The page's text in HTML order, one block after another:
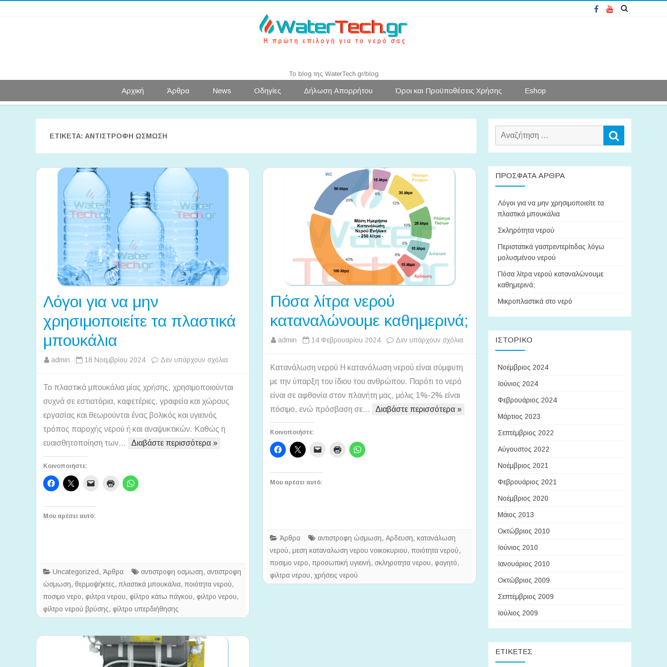
FacebookYouTube
Το blog της WaterTech.gr/blog
σε
Αρχική Άρθρα News Οδηγίες Δήλωση Απορρήτου Όροι και Προϋποθέσεις Χρήσης Eshop
ΕΤΙΚΈΤΑ: ΑΝΤΙΣΤΡΟΦΗ ΏΣΜΩΣΗ
Λόγοι για να μην
χρησιμοποιείτε τα πλαστικά
μπουκάλια
admin 18 Νοεμβρίου 2024 Δεν υπάρχουν σχόλιαστο
για
χρησιμοποιείτε
Το πλαστικά μπουκάλια μίας χρήσης, χρησιμοποιούνται
συχνά σε εστιατόρια, καφετέριες, γραφεία και χώρους
εργασίας και θεωρούνται ένας βολικός και υγιεινός
τρόπος παροχής νερού ή και αναψυκτικών. Kαθώς η
ευαισθητοποίηση των…
Διαβάστε περισσότερα »
Κοινοποιήστε:
Μου αρέσει αυτό:
Uncategorized, Άρθρα αντιστροφη οσμωση, αντιστροφη
ώσμωση, θερμοψήκτες, πλαστικά μπουκάλια, ποιότητα νερού,
ποσιμο νερο, φιλτρα νερου, φίλτρο κάτω πάγκου, φιλτρο νερου,
φίλτρο νερού βρύσης, φίλτρο υπερδιήθησης
Πόσα λίτρα νερού
καταναλώνουμε καθημερινά;
admin 14 Φεβρουαρίου 2024 Δεν υπάρχουν σχόλιαστο
καθημερινά;
Κατανάλωση νερού Η κατανάλωση νερού είναι σύμφυτη
με την ύπαρξη του ίδιου του ανθρώπου. Παρότι το νερό
είναι σε αφθονία στον πλανήτη μας, μόλις 1%-2% είναι
πόσιμο, ενώ πρόσβαση σε…
Διαβάστε περισσότερα »
Κοινοποιήστε:
Μου αρέσει αυτό:
Άρθρα αντιστροφη ώσμωση,Αρδευση,κατανάλωση
νερού,μεση καταναλωση νερου νοικοκυριου,ποιότητα νερού,
ποσιμο νερο,προσωπική υγιεινή,σκληροτητα νερου,φαγητό,
φιλτρα νερου,χρήσεις νερού
Αναζήτηση
ΠΡΌΣΦΑΤΑ ΆΡΘΡΑ
Λόγοι για να μην χρησιμοποιείτε τα
πλαστικά μπουκάλια
Σκληρότητα νερού
Περιστατικά γαστρεντερίτιδας λόγω
μολυσμένου νερού
Πόσα λίτρα νερού καταναλώνουμε
καθημερινά;
Μικροπλαστικά στο νερό
ΙΣΤΟΡΙΚΌ
Νοέμβριος 2024
Ιούνιος 2024
Φεβρουάριος 2024
Μάρτιος 2023
Σεπτέμβριος 2022
Αύγουστος 2022
Νοέμβριος 2021
Φεβρουάριος 2021
Νοέμβριος 2020
Μάιος 2013
Οκτώβριος 2010
Ιούνιος 2010
Ιανουάριος 2010
Οκτώβριος 2009
Σεπτέμβριος 2009
Ιούλιος 2009
ΕΤΙΚΈΤΕΣ